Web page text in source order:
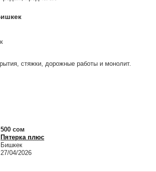
стяжки, дорожные работы и монолит.
500 сом
Пятерка плюс
Бишкек
27/04/2026